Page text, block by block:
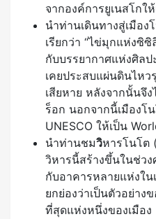
จากองค์การยูเนสโกใ
นำท่านเดินทางสู่เมือง
เรียกว่า “ไข่มุกแห่งซิซิ
กับบรรยากาศแห่งศิล
เคยประสบแผ่นดินไห
เสียหาย หลังจากนั้นจึ
ร็อก นอกจากนี้เมืองโ
UNESCO ให้เป็น
นำท่านชมวิหารโนโต
วิหารนี้สร้างขึ้นในช่วง
กับอาคารหลายแห่งใน
ยกย่องว่าเป็นตัวอย่าง
ที่สุดแห่งหนึ่งของเมือง